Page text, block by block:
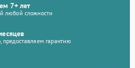
7+ лет
любой сложности
предоставляем гарантию